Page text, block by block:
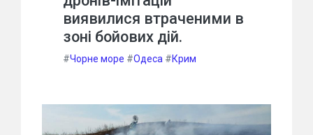
виявилися втраченими в
зоні бойових дій.
#Чорне море #Одеса #Крим